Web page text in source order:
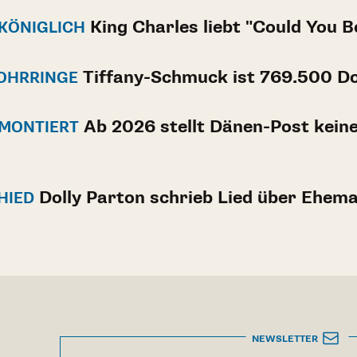
King Charles liebt "Could You
Tiffany-Schmuck ist 769.500
Ab 2026 stellt Dänen-Post
Dolly Parton schrieb Lied über
NEWSLETTER